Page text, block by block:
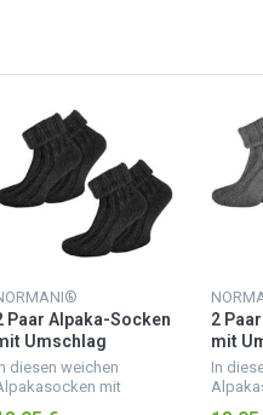
Paar Alpaka-Socken
Umschlag
diesen weichen
mit
2
mit
In